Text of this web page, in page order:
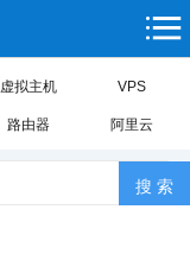
虚拟主机 VPS
路由器 阿里云